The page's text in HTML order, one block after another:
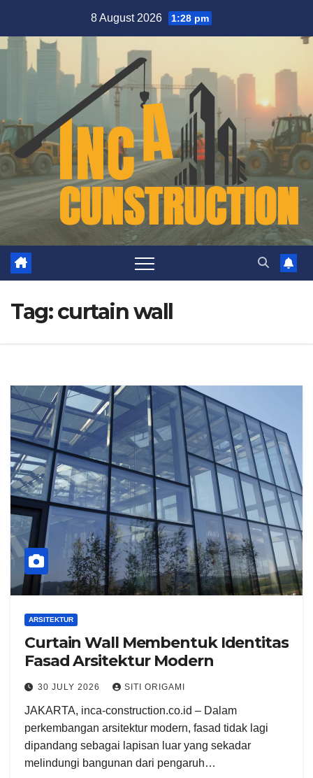
content
8 August 2026 1:28 pm
Tag:curtain wall
ARSITEKTUR
Curtain Wall Membentuk Identitas
Fasad Arsitektur Modern
30 JULY 2026 SITI ORIGAMI
JAKARTA, inca-construction.co.id – Dalam
perkembangan arsitektur modern, fasad tidak lagi
dipandang sebagai lapisan luar yang sekadar
melindungi bangunan dari pengaruh…